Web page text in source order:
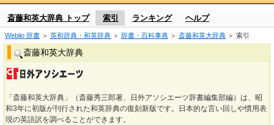
斎藤和英大辞典 トップ 索引 ランキング ヘルプ
Weblio 辞書 ＞ 英和辞典・和英辞典 ＞ 辞書・百科事典 ＞ 斎藤和英大辞典 ＞ 索引
斎藤和英大辞典
「斎藤和英大辞典」（斎藤秀三郎著、日外アソシエーツ辞書編集部編）は、昭
和3年に初版が刊行された和英辞典の復刻新版です。日本的な言い回しや慣用表
現の英語訳を調べることができます。